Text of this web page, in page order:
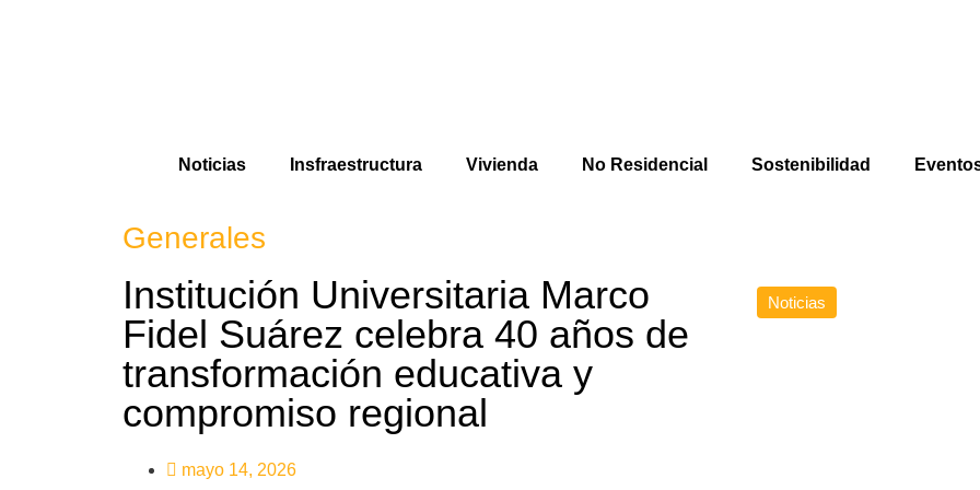
Noticias Insfraestructura Vivienda No Residencial Sostenibilidad
Generales
Institución Universitaria Marco
Fidel Suárez celebra 40 años de
transformación educativa y
compromiso regional
mayo 14, 2026
Noticias